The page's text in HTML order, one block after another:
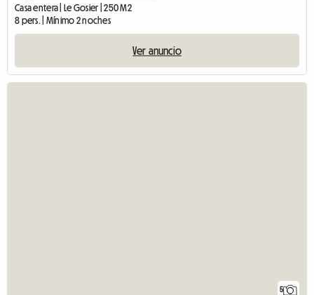
Casa entera | Le Gosier | 250 M2
8 pers. | Mínimo 2 noches
Ver anuncio
5